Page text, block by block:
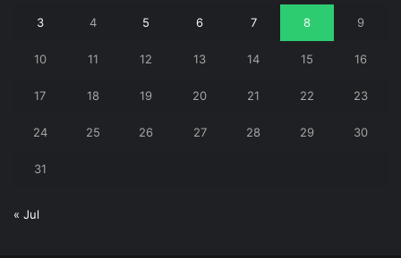
3 4 5 6 7 8 9
10 11 12 13 14 15 16
17 18 19 20 21 22 23
24 25 26 27 28 29 30
31
« Jul